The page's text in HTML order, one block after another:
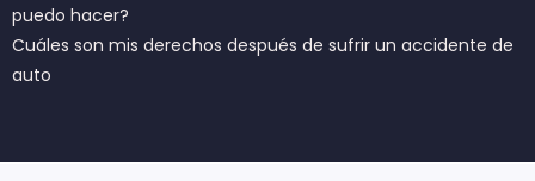
puedo hacer?
Cuáles son mis derechos después de sufrir un accidente de
auto